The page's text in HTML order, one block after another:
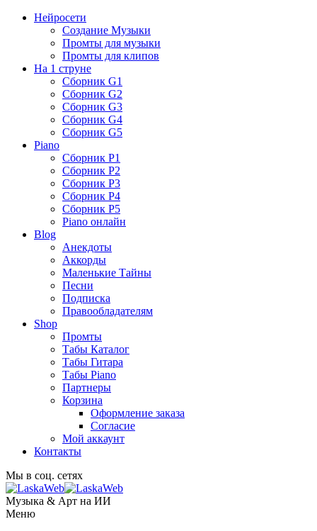
Нейросети
Создание Музыки
Промты для музыки
Промты для клипов
На 1 струне
Сборник G1
Сборник G2
Сборник G3
Сборник G4
Сборник G5
Piano
Сборник P1
Сборник P2
Сборник P3
Сборник P4
Сборник P5
Piano онлайн
Blog
Анекдоты
Аккорды
Маленькие Тайны
Песни
Подписка
Правообладателям
Shop
Промты
Табы Каталог
Табы Гитара
Табы Piano
Партнеры
Корзина
Оформление заказа
Согласие
Мой аккаунт
Контакты
Мы в соц. сетях
Музыка & Арт на ИИ
Меню